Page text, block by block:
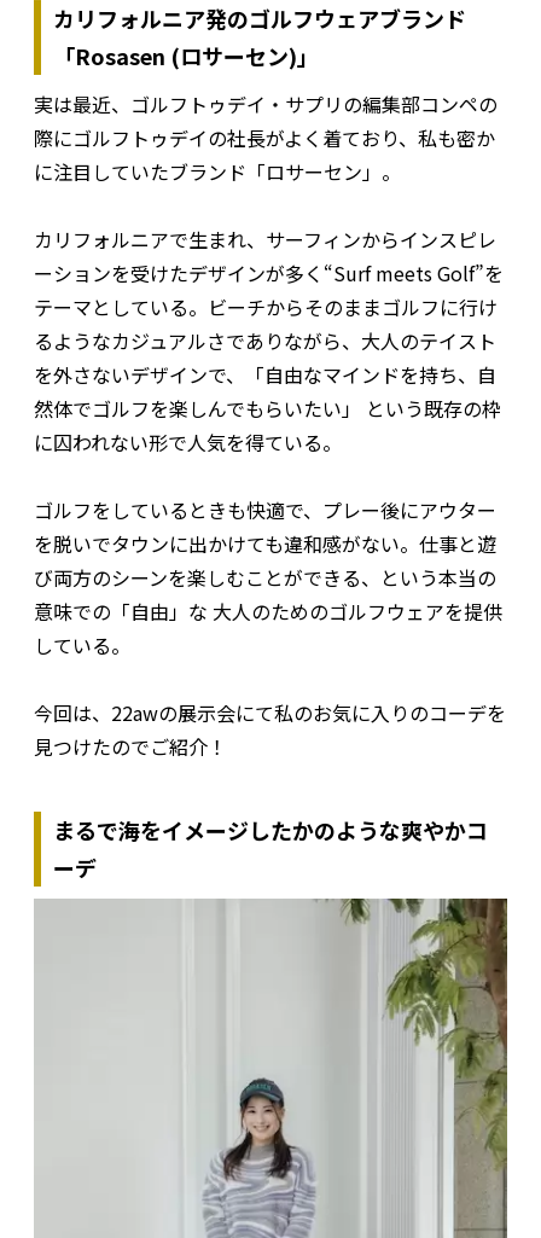
カリフォルニア発のゴルフウェアブランド
「Rosasen (ロサーセン)」
実は最近、ゴルフトゥデイ・サプリの編集部コンペの
際にゴルフトゥデイの社長がよく着ており、私も密か
に注目していたブランド「ロサーセン」。
カリフォルニアで生まれ、サーフィンからインスピレ
ーションを受けたデザインが多く“Surf meets Golf”を
テーマとしている。ビーチからそのままゴルフに行け
るようなカジュアルさでありながら、大人のテイスト
を外さないデザインで、「自由なマインドを持ち、自
然体でゴルフを楽しんでもらいたい」 という既存の枠
に囚われない形で人気を得ている。
ゴルフをしているときも快適で、プレー後にアウター
を脱いでタウンに出かけても違和感がない。仕事と遊
び両方のシーンを楽しむことができる、という本当の
意味での「自由」な 大人のためのゴルフウェアを提供
している。
今回は、22awの展示会にて私のお気に入りのコーデを
見つけたのでご紹介！
まるで海をイメージしたかのような爽やかコ
ーデ